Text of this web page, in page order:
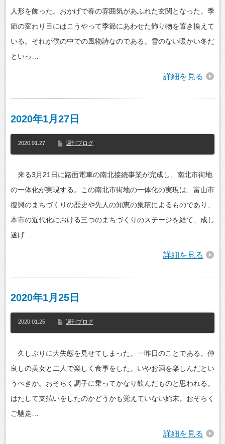
人形を飾った。おかげで春の雰囲気があふれた玄関となった。季
節の変わり目にはこうやって季節にあわせた飾り物を置き換えて
いる。それが僕の中での風物詩なのである。雪のない暖かい冬だ
といっ…
詳細を見る
2020年1月27日
2020.01.27 週刊ブログ
来る3月21日に路面電車の南北接続事業が完成し、南北市街地
の一体化が実現する。この南北市街地の一体化の実現は、富山市
復興のまちづくりの歴史や先人の知恵の集積によるものであり、
本市の近代化における三つのまちづくりのステージを経て、成し
遂げ…
詳細を見る
2020年1月25日
2020.01.25 週刊ブログ
久しぶりに大失態を見せてしまった。一昨日のことである。仲
良しの美女と二人で楽しく食事をした。いやお酒を楽しんだとい
うべきか。おそらく調子に乗ってかなり飲んだものと思われる。
はたして支払いをしたのかどうかも覚えていない始末。おそらく
ご馳走…
詳細を見る